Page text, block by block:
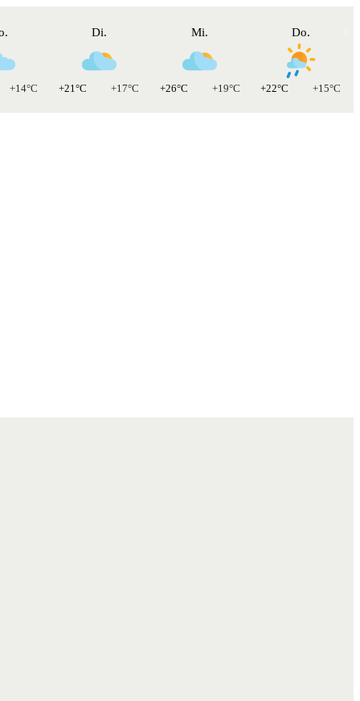
+14°C
Di.
+21°C +17°C
Mi.
+26°C +19°C
Do.
+22°C +15°C